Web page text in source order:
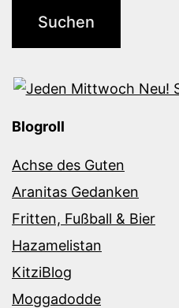
Blogroll
Achse des Guten
Aranitas Gedanken
Fritten, Fußball & Bier
Hazamelistan
KitziBlog
Moggadodde